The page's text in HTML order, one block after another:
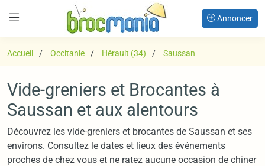
Annoncer
Accueil Occitanie Hérault (34) Saussan
Vide-greniers et Brocantes à
Saussan et aux alentours
Découvrez les vide-greniers et brocantes de Saussan et ses
environs. Consultez le dates et lieux des événements
proches de chez vous et ne ratez aucune occasion de chiner